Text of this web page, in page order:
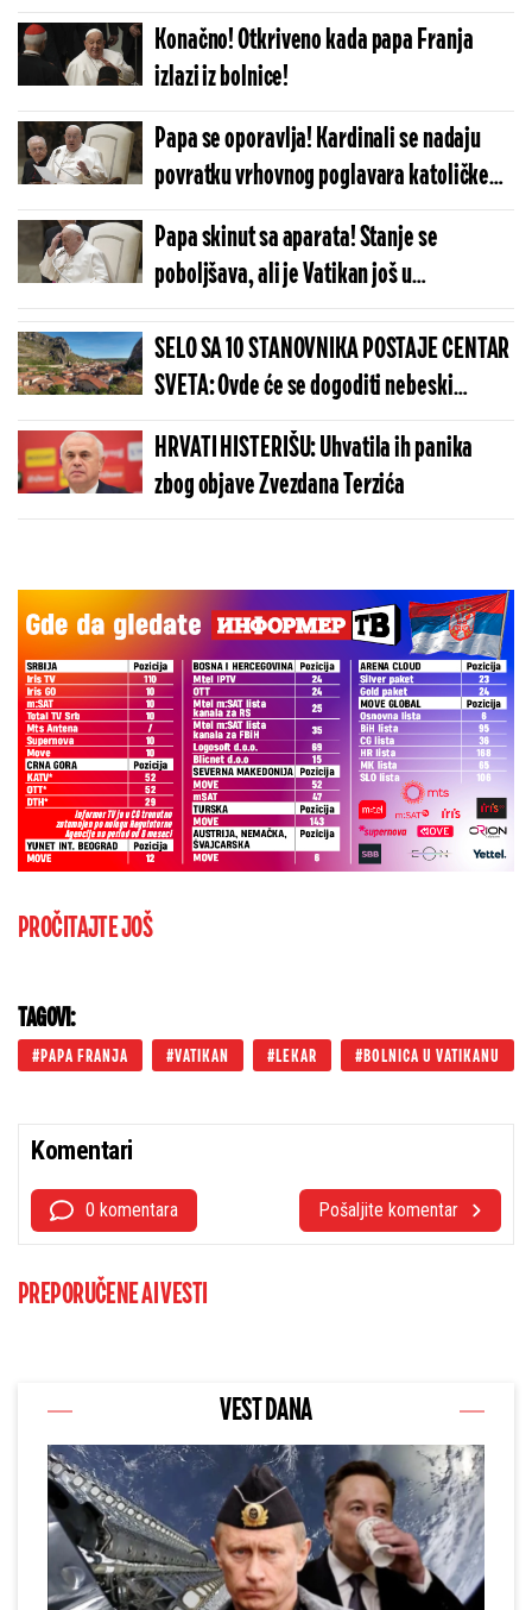
dijagnoze!
Konačno! Otkriveno kada papa Franja
izlazi iz bolnice!
Papa se oporavlja! Kardinali se nadaju
povratku vrhovnog poglavara katoličke
crkve!
Papa skinut sa aparata! Stanje se
poboljšava, ali je Vatikan još u
neizvesnosti!
SELO SA 10 STANOVNIKA POSTAJE CENTAR
SVETA: Ovde će se dogoditi nebeski
spektakl koji se čeka više od 100 godina
HRVATI HISTERIŠU: Uhvatila ih panika
zbog objave Zvezdana Terzića
PROČITAJTE JOŠ
TAGOVI:
PAPA FRANJA VATIKAN LEKAR BOLNICA U VATIKANU
Komentari
0 komentara Pošaljite komentar
PREPORUČENE AI VESTI
VEST DANA